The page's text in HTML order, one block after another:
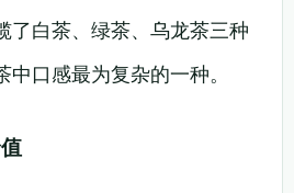
了白茶、绿茶、乌龙茶三种
口感最为复杂的一种。